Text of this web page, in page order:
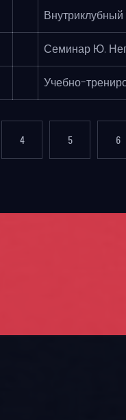
Семинар Ю.
Учебно-
4 5 6